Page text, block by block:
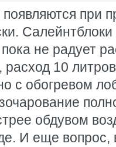
при
не радует
расход 10
с обогревом
обдувом
И еще вопрос,